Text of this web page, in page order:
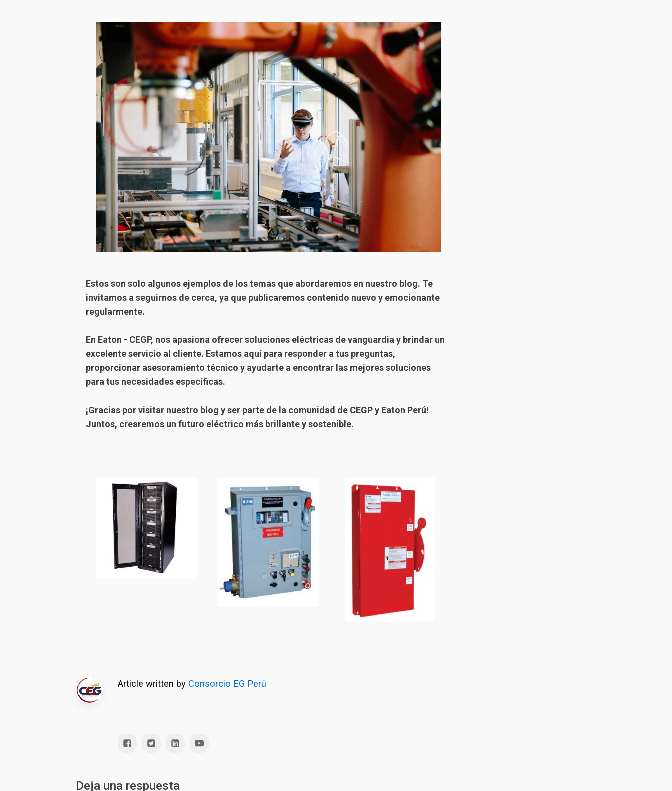
Estos son solo algunos ejemplos de los temas que abordaremos en nuestro blog. Te
invitamos a seguirnos de cerca, ya que publicaremos contenido nuevo y emocionante
regularmente.
En Eaton - CEGP, nos apasiona ofrecer soluciones eléctricas de vanguardia y brindar un
excelente servicio al cliente. Estamos aquí para responder a tus preguntas,
proporcionar asesoramiento técnico y ayudarte a encontrar las mejores soluciones
para tus necesidades específicas.
¡Gracias por visitar nuestro blog y ser parte de la comunidad de CEGP y Eaton Perú!
Juntos, crearemos un futuro eléctrico más brillante y sostenible.
Article written by Consorcio EG Perú
Deja una respuesta